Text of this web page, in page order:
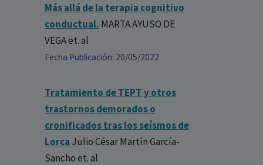
Más allá de la terapia cognitivo
conductual. MARTA AYUSO DE
VEGAet. al
Fecha Publicación: 20/05/2022
Tratamiento de TEPT y otros
trastornos demorados o
cronificados tras los seísmos de
Lorca Julio César Martín García-
Sanchoet. al